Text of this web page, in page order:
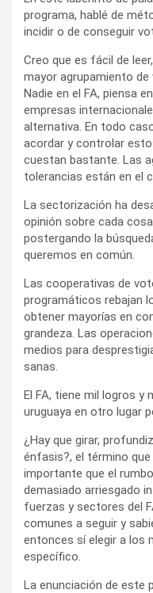
cuestan bastante. Las
tolerancias están en el
La sectorización ha
opinión sobre cada
postergando la
queremos en común.
Las cooperativas de
programáticos rebajan
obtener mayorías en
grandeza. Las
medios para
sanas.
El FA, tiene mil logros y
uruguaya en otro lugar
¿Hay que girar,
énfasis?, el término
importante que el
demasiado arriesgado
fuerzas y sectores del
comunes a seguir y
entonces sí elegir a los
específico.
La enunciación de este
un ejercicio de
de las elecciones,
Tabaré–Sendic, es
desconocer la altísima
gestión presidencial. Es
podemos dejar de
Sendic sea nuestro
todas luces sólidas y